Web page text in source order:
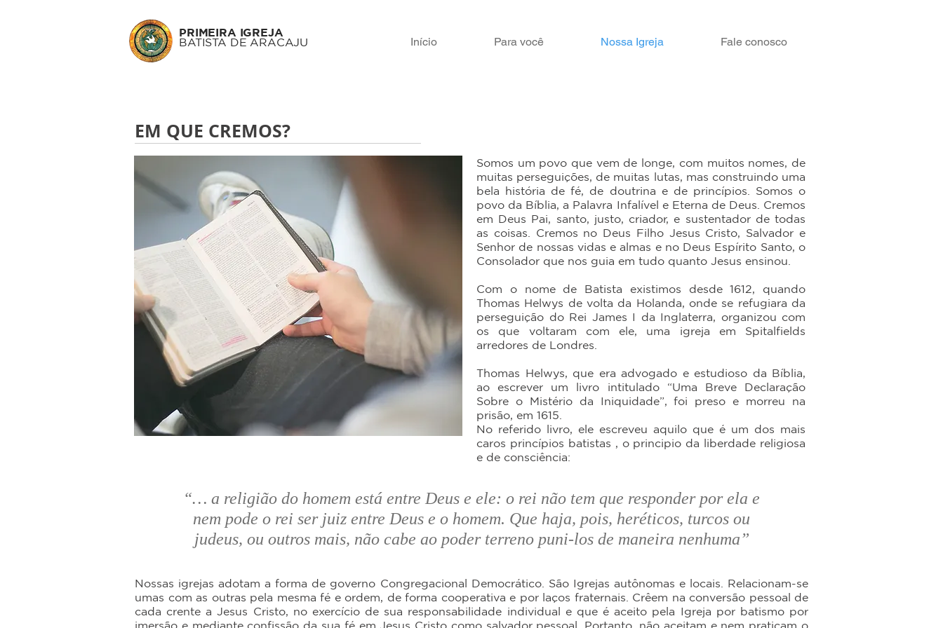
PRIMEIRA IGREJA
BATISTA DE ARACAJU Início Para você Nossa Igreja Fale conosco
EM QUE CREMOS?
Somos um povo que vem de longe, com muitos nomes, de
muitas perseguições, de muitas lutas, mas construindo uma
bela história de fé, de doutrina e de princípios. Somos o
povo da Bíblia, a Palavra Infalível e Eterna de Deus. Cremos
em Deus Pai, santo, justo, criador, e sustentador de todas
as coisas. Cremos no Deus Filho Jesus Cristo, Salvador e
Senhor de nossas vidas e almas e no Deus Espírito Santo, o
Consolador que nos guia em tudo quanto Jesus ensinou.
Com o nome de Batista existimos desde 1612, quando
Thomas Helwys de volta da Holanda, onde se refugiara da
perseguição do Rei James I da Inglaterra, organizou com
os que voltaram com ele, uma igreja em Spitalfields
arredores de Londres.
Thomas Helwys, que era advogado e estudioso da Bíblia,
ao escrever um livro intitulado “Uma Breve Declaração
Sobre o Mistério da Iniquidade”, foi preso e morreu na
prisão, em 1615.
No referido livro, ele escreveu aquilo que é um dos mais
caros princípios batistas , o principio da liberdade religiosa
e de consciência:
“… a religião do homem está entre Deus e ele: o rei não tem que responder por ela e
nem pode o rei ser juiz entre Deus e o homem. Que haja, pois, heréticos, turcos ou
judeus, ou outros mais, não cabe ao poder terreno puni-los de maneira nenhuma”
Nossas igrejas adotam a forma de governo Congregacional Democrático. São Igrejas autônomas e locais. Relacionam-se
umas com as outras pela mesma fé e ordem, de forma cooperativa e por laços fraternais. Crêem na conversão pessoal de
cada crente a Jesus Cristo, no exercício de sua responsabilidade individual e que é aceito pela Igreja por batismo por
imersão e mediante confissão da sua fé em Jesus Cristo como salvador pessoal. Portanto, não aceitam e nem praticam o